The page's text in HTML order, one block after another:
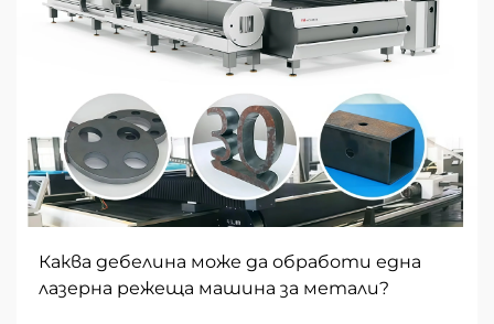
Каква дебелина може да обработи една
лазерна режеща машина за метали?